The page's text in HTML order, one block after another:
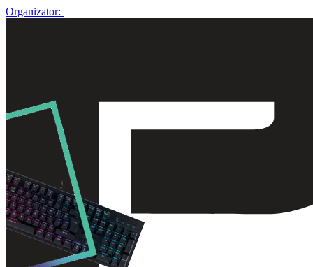
Organizator: